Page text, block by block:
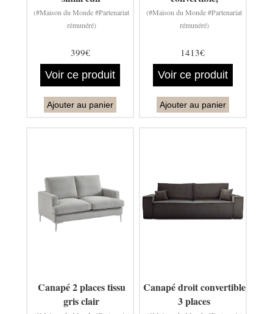
(#Maison du Monde #Partenariat
rémunéré)
399€
Voir ce produit
Ajouter au panier
(#Maison du Monde #Partenariat
rémunéré)
1413€
Voir ce produit
Ajouter au panier
Canapé 2 places tissu
gris clair
Canapé droit convertible
3 places